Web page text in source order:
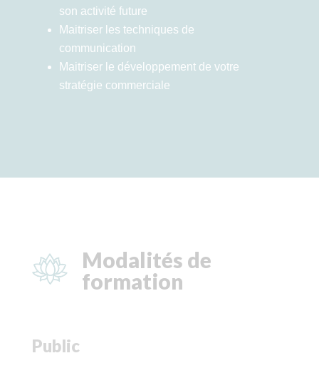
son activité future
Maitriser les techniques de
communication
Maitriser le développement de votre
stratégie commerciale
Modalités de
formation
Public